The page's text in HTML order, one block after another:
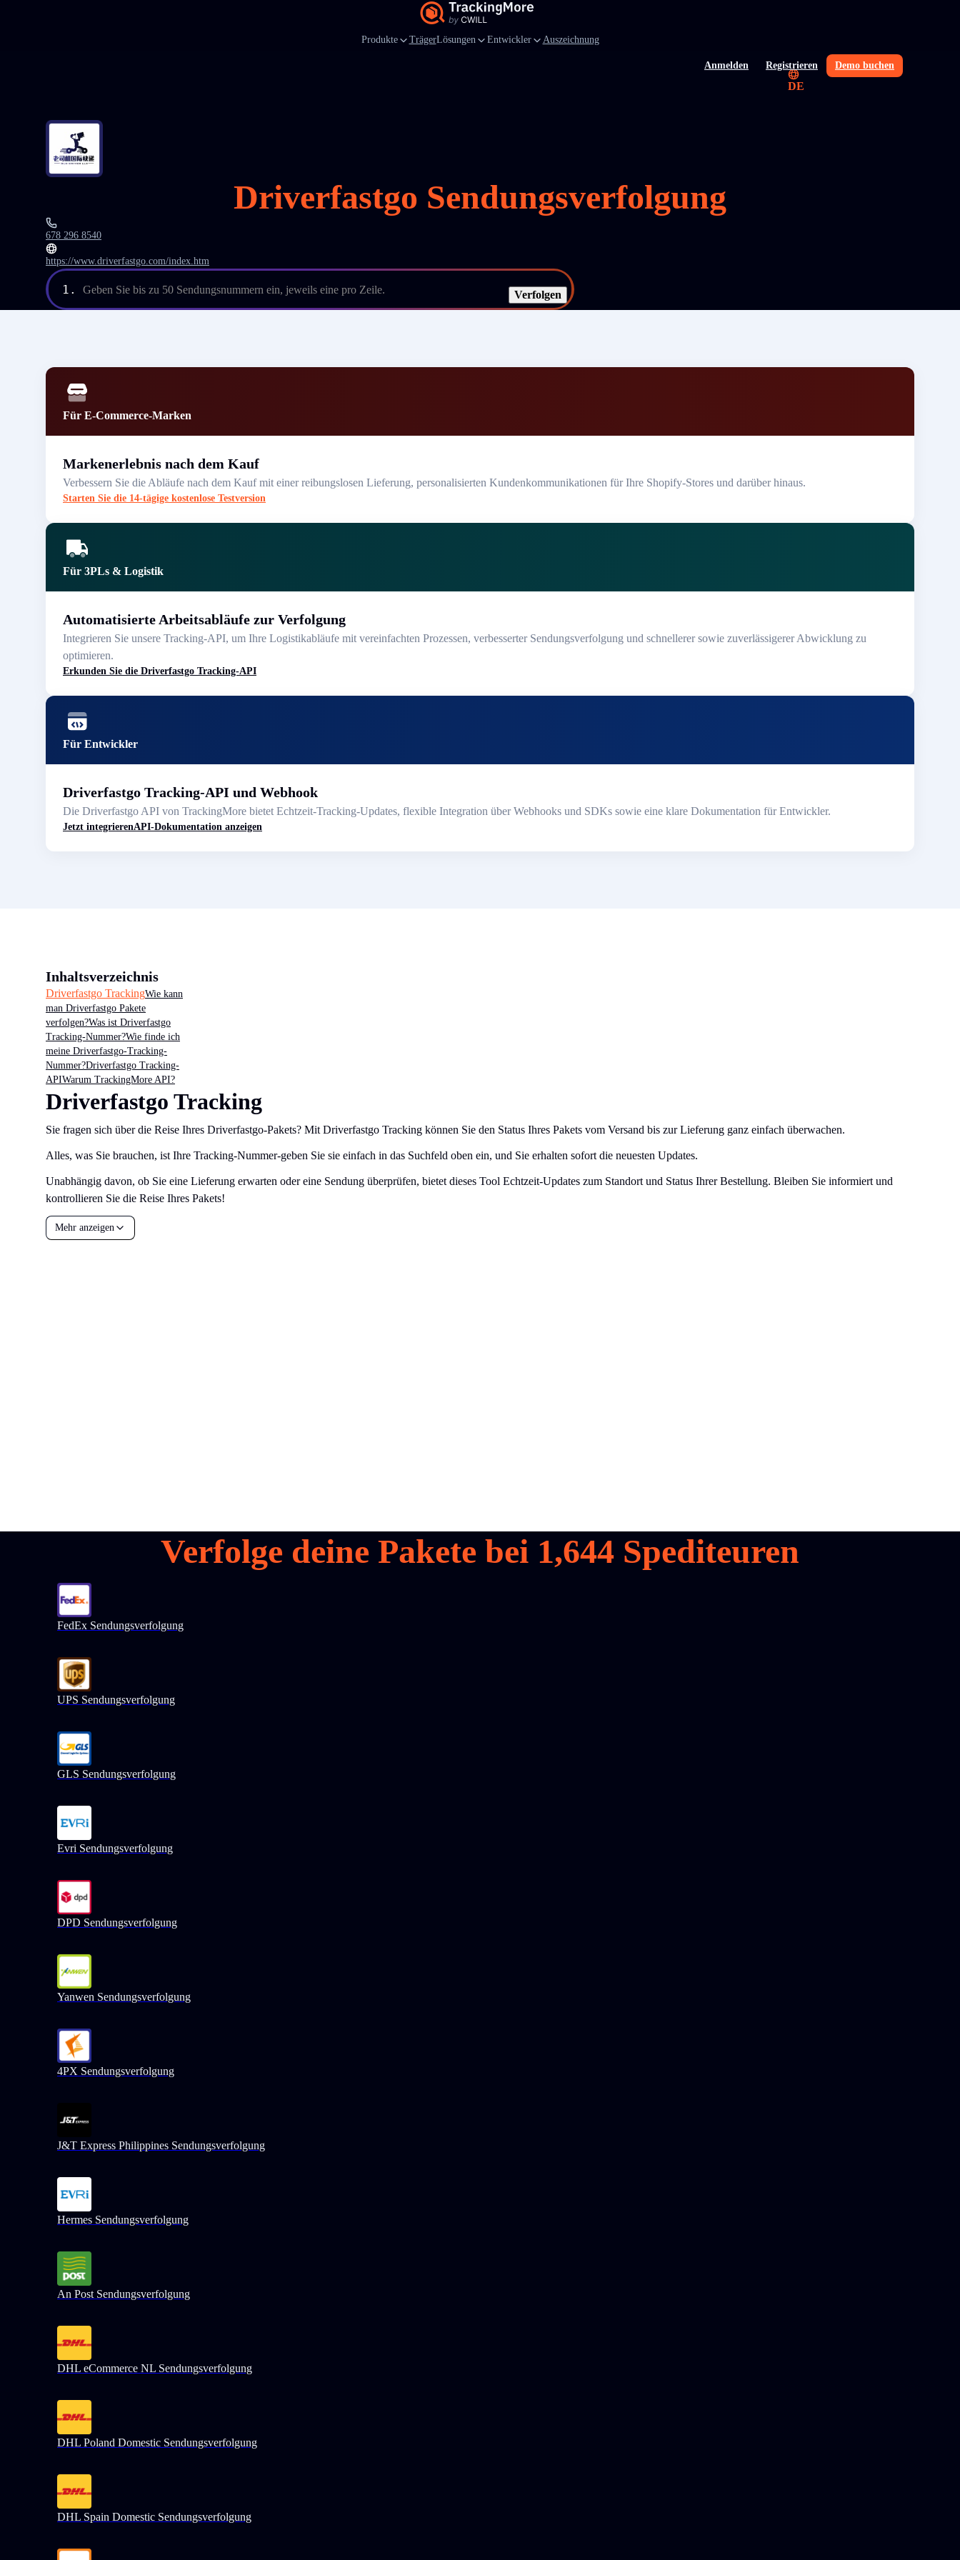
Produkte TrägerLösungen Entwickler Auszeichnung
Anmelden Registrieren Demo buchen
DE
Driverfastgo Sendungsverfolgung
678 296 8540
https://www.driverfastgo.com/index.htm
1. Geben Sie bis zu 50 Sendungsnummern ein, jeweils eine pro Zeile. Verfolgen
Für E-Commerce-Marken
Markenerlebnis nach dem Kauf
Verbessern Sie die Abläufe nach dem Kauf mit einer reibungslosen Lieferung, personalisierten Kundenkommunikationen für Ihre Shopify-Stores und darüber hinaus.
Starten Sie die 14-tägige kostenlose Testversion
Für 3PLs & Logistik
Automatisierte Arbeitsabläufe zur Verfolgung
Integrieren Sie unsere Tracking-API, um Ihre Logistikabläufe mit vereinfachten Prozessen, verbesserter Sendungsverfolgung und schnellerer sowie zuverlässigerer Abwicklung zu
optimieren.
Erkunden Sie die Driverfastgo Tracking-API
Für Entwickler
Driverfastgo Tracking-API und Webhook
Die Driverfastgo API von TrackingMore bietet Echtzeit-Tracking-Updates, flexible Integration über Webhooks und SDKs sowie eine klare Dokumentation für Entwickler.
Jetzt integrierenAPI-Dokumentation anzeigen
Inhaltsverzeichnis
Driverfastgo TrackingWie kann
man Driverfastgo Pakete
verfolgen?Was ist Driverfastgo
Tracking-Nummer?Wie finde ich
meine Driverfastgo-Tracking-
Nummer?Driverfastgo Tracking-
APIWarum TrackingMore API?
Driverfastgo Tracking
Sie fragen sich über die Reise Ihres Driverfastgo-Pakets? Mit Driverfastgo Tracking können Sie den Status Ihres Pakets vom Versand bis zur Lieferung ganz einfach überwachen.
Alles, was Sie brauchen, ist Ihre Tracking-Nummer-geben Sie sie einfach in das Suchfeld oben ein, und Sie erhalten sofort die neuesten Updates.
Unabhängig davon, ob Sie eine Lieferung erwarten oder eine Sendung überprüfen, bietet dieses Tool Echtzeit-Updates zum Standort und Status Ihrer Bestellung. Bleiben Sie informiert und
kontrollieren Sie die Reise Ihres Pakets!
Mehr anzeigen
Verfolge deine Pakete bei 1,644 Spediteuren
FedEx Sendungsverfolgung
UPS Sendungsverfolgung
GLS Sendungsverfolgung
Evri Sendungsverfolgung
DPD Sendungsverfolgung
Yanwen Sendungsverfolgung
4PX Sendungsverfolgung
J&T Express Philippines Sendungsverfolgung
Hermes Sendungsverfolgung
An Post Sendungsverfolgung
DHL eCommerce NL Sendungsverfolgung
DHL Poland Domestic Sendungsverfolgung
DHL Spain Domestic Sendungsverfolgung